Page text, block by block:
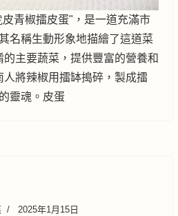
青椒擂皮蛋"，是一道充滿市
名稱生動形象地描繪了這道菜
主要蔬菜，提供豐富的營養和
將辣椒用擂缽搗碎，製成擂
靈魂。皮蛋
2025年1月15日